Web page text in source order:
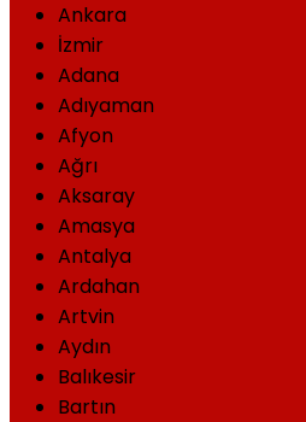
Ankara
İzmir
Adana
Adıyaman
Afyon
Ağrı
Aksaray
Amasya
Antalya
Ardahan
Artvin
Aydın
Balıkesir
Bartın